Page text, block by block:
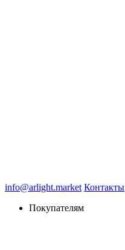
info@arlight.market Контакты
Покупателям